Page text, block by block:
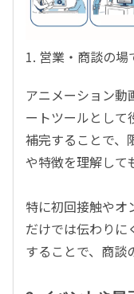
1. 営業・商談の場
アニメーション動
ートツールとして
補完することで、
や特徴を理解して
特に初回接触やオ
だけでは伝わりに
することで、商談